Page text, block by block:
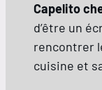
Capelito
d’être un
rencontrer
cuisine et